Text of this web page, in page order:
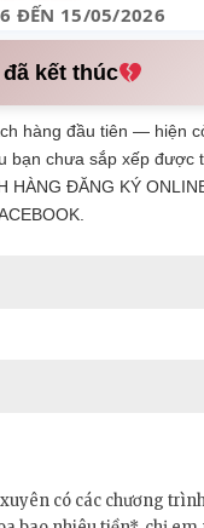
ĐẾN 15/05/2026
kết thúc
hàng đầu tiên — hiện
bạn chưa sắp xếp được
ĐĂNG KÝ
có các chương